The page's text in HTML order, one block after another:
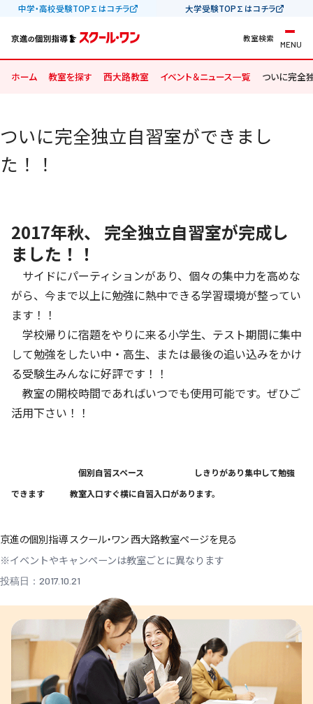
中学・高校受験TOP∑はコチラ 大学受験TOP∑はコチラ
教室検索
MENU
ホーム 教室を探す 西大路教室 イベント＆ニュース一覧 ついに完全
ついに完全独立自習室ができまし
た！！
2017年秋、 完全独立自習室が完成し
ました！！
サイドにパーティションがあり、個々の集中力を高めな
がら、今まで以上に勉強に熱中できる学習環境が整ってい
ます！！
学校帰りに宿題をやりに来る小学生、テスト期間に集中
して勉強をしたい中・高生、または最後の追い込みをかけ
る受験生みんなに好評です！！
教室の開校時間であればいつでも使用可能です。ぜひご
活用下さい！！
個別自習スペース しきりがあり集中して勉強
できます 教室入口すぐ横に自習入口があります。
京進の個別指導 スクール・ワン 西大路教室ページを見る
※イベントやキャンペーンは教室ごとに異なります
投稿日：2017.10.21